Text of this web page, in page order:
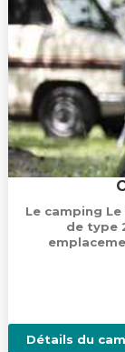
Le camping
de type
Détails du